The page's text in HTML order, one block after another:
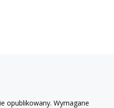
opublikowany. Wymagane